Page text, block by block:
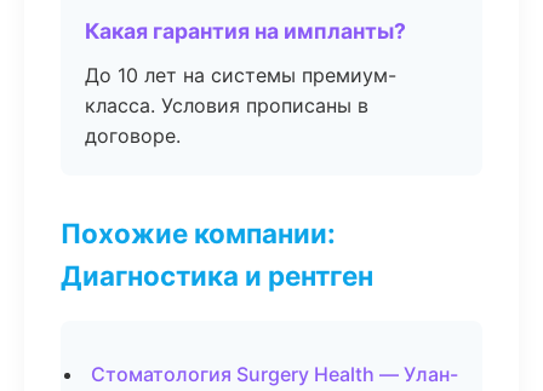
Какая гарантия на импланты?
До 10 лет на системы премиум-
класса. Условия прописаны в
договоре.
Похожие компании:
Диагностика и рентген
Стоматология Surgery Health — Улан-